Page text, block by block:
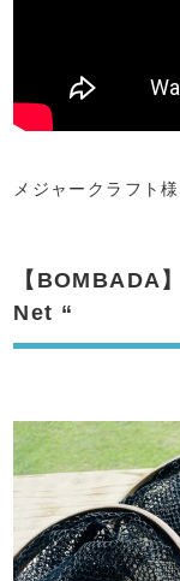
メジャークラフト
【
Net “